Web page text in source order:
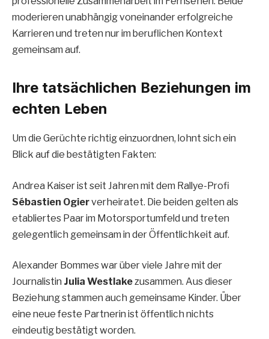
moderieren unabhängig voneinander erfolgreiche
Karrieren und treten nur im beruflichen Kontext
gemeinsam auf.
Ihre tatsächlichen Beziehungen im
echten Leben
Um die Gerüchte richtig einzuordnen, lohnt sich ein
Blick auf die bestätigten Fakten:
Andrea Kaiser ist seit Jahren mit dem Rallye-Profi
Sébastien Ogierverheiratet. Die beiden gelten als
etabliertes Paar im Motorsportumfeld und treten
gelegentlich gemeinsam in der Öffentlichkeit auf.
Alexander Bommes war über viele Jahre mit der
Journalistin Julia Westlakezusammen. Aus dieser
Beziehung stammen auch gemeinsame Kinder. Über
eine neue feste Partnerin ist öffentlich nichts
eindeutig bestätigt worden.